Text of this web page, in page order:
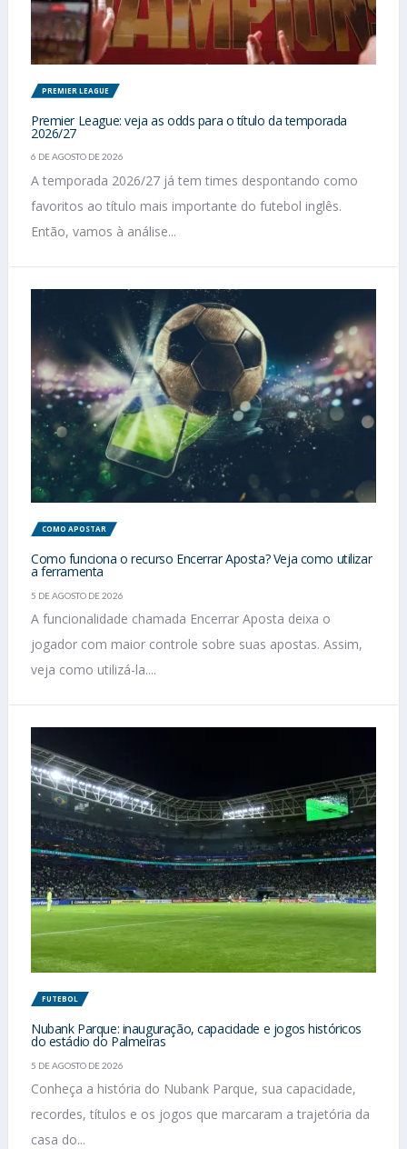
PREMIER LEAGUE
Premier League: veja as odds para o título da temporada
2026/27
6 DE AGOSTO DE 2026
A temporada 2026/27 já tem times despontando como
favoritos ao título mais importante do futebol inglês.
Então, vamos à análise...
COMO APOSTAR
Como funciona o recurso Encerrar Aposta? Veja como utilizar
a ferramenta
5 DE AGOSTO DE 2026
A funcionalidade chamada Encerrar Aposta deixa o
jogador com maior controle sobre suas apostas. Assim,
veja como utilizá-la....
FUTEBOL
Nubank Parque: inauguração, capacidade e jogos históricos
do estádio do Palmeiras
5 DE AGOSTO DE 2026
Conheça a história do Nubank Parque, sua capacidade,
recordes, títulos e os jogos que marcaram a trajetória da
casa do...